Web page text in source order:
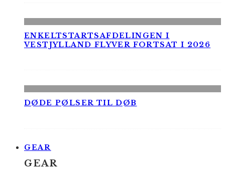
ENKELTSTARTSAFDELINGEN I
VESTJYLLAND FLYVER FORTSAT I 2026
DØDE PØLSER TIL DØB
GEAR
GEAR